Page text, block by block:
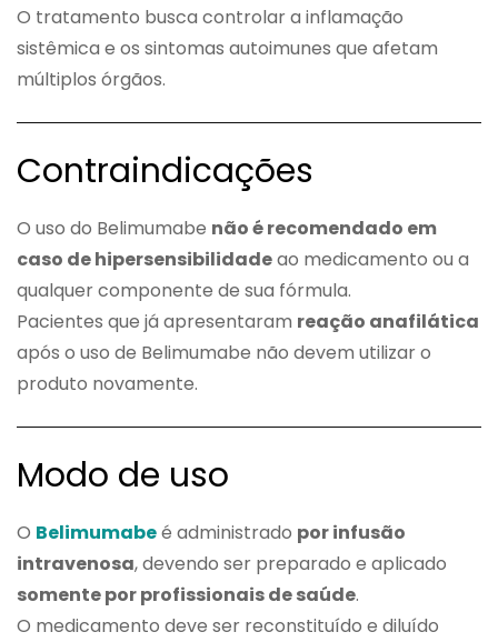
O tratamento busca controlar a inflamação
sistêmica e os sintomas autoimunes que afetam
múltiplos órgãos.
Contraindicações
O uso do Belimumabe não é recomendado em
caso de hipersensibilidadeao medicamento ou a
qualquer componente de sua fórmula.
Pacientes que já apresentaram reação anafilática
após o uso de Belimumabe não devem utilizar o
produto novamente.
Modo de uso
O Belimumabeé administrado por infusão
intravenosa, devendo ser preparado e aplicado
somente por profissionais de saúde.
O medicamento deve ser reconstituído e diluído